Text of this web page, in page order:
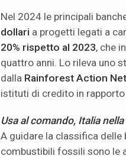
Nel 2024 le principali
dollari a progetti legati a
20% rispetto al 2023, che
quattro anni. Lo rileva uno
dalla Rainforest Action
istituti di credito in
Usa al comando, Italia
A guidare la classifica delle
combustibili fossili sono le